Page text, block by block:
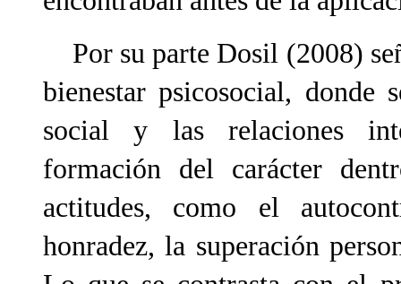
Por su parte Dosil (2008)
bienestar psicosocial,
social y las relaciones
formación del carácter
actitudes, como el
honradez, la superación